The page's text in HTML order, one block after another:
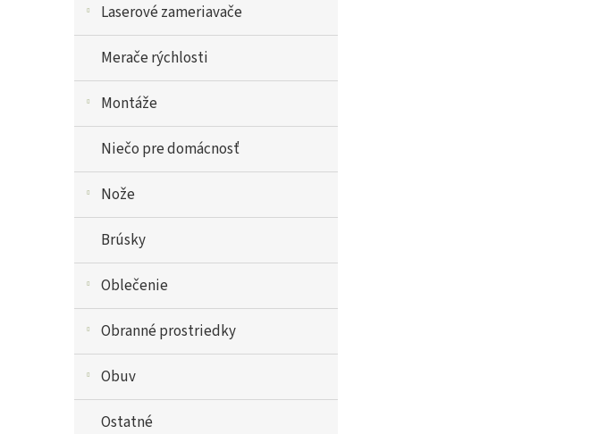
Laserové zameriavače
Merače rýchlosti
Montáže
Niečo pre domácnosť
Nože
Brúsky
Oblečenie
Obranné prostriedky
Obuv
Ostatné